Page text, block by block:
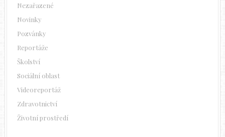
Nezařazené
Novinky
Pozvánky
Reportáže
Školství
Sociální oblast
Videoreportáž
Zdravotnictví
Životní prostředí